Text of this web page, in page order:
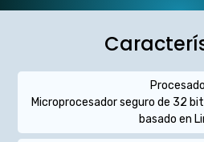
Microprocesador seguro de 32
basado en